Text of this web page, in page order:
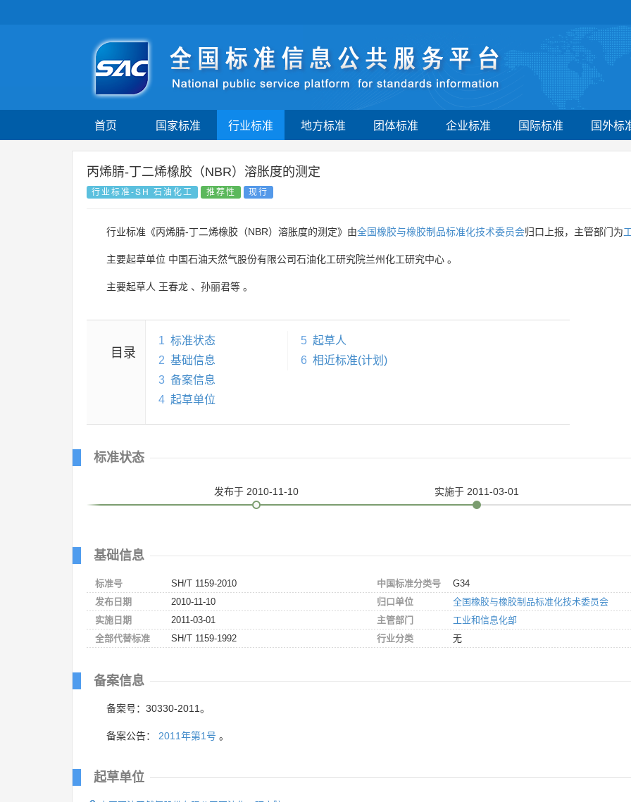
首页 国家标准 行业标准 地方标准 团体标准 企业标准 国际标准 国外标
丙烯腈-丁二烯橡胶（NBR）溶胀度的测定
行业标准-SH 石油化工 推荐性 现行
行业标准《丙烯腈-丁二烯橡胶（NBR）溶胀度的测定》由全国橡胶与橡胶制品标准化技术委员会归口上报，主管部门为
主要起草单位 中国石油天然气股份有限公司石油化工研究院兰州化工研究中心 。
主要起草人 王春龙 、 孙丽君等 。
目录
1 标准状态
2 基础信息
3 备案信息
4 起草单位
5 起草人
6 相近标准(计划)
标准状态
发布于 2010-11-10 实施于 2011-03-01
基础信息
标准号
SH/T 1159-2010
发布日期
2010-11-10
实施日期
2011-03-01
全部代替标准
SH/T 1159-1992
中国标准分类号
G34
归口单位
全国橡胶与橡胶制品标准化技术委员会
主管部门
工业和信息化部
行业分类
无
备案信息
备案号：30330-2011。
备案公告： 2011年第1号 。
起草单位